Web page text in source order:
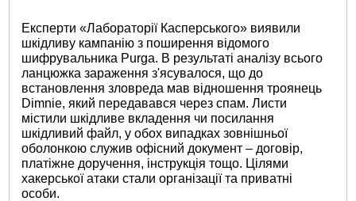
Експерти «Лабораторії Касперського» виявили
шкідливу кампанію з поширення відомого
шифрувальника Purga. В результаті аналізу всього
ланцюжка зараження з'ясувалося, що до
встановлення зловреда мав відношення троянець
Dimnie, який передавався через спам. Листи
містили шкідливе вкладення чи посилання
шкідливий файл, у обох випадках зовнішньої
оболонкою служив офісний документ – договір,
платіжне доручення, інструкція тощо. Цілями
хакерської атаки стали організації та приватні
особи.